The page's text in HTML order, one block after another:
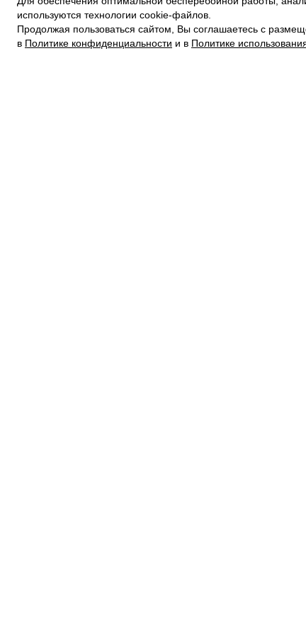
используются технологии cookie-файлов.
Продолжая пользоваться сайтом, Вы соглашаетесь с
в Политике конфиденциальности и в Политике
ПОЛИТИКА КОНФИДЕНЦИАЛЬНОСТИ
ПОЛИТИКА COOKIE
УСЛОВИЯ ПОКУПКИ